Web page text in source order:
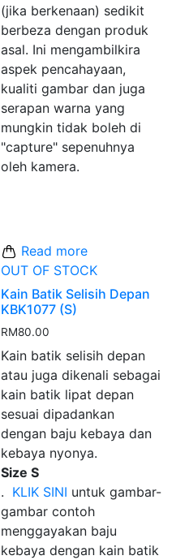
(jika berkenaan) sedikit
berbeza dengan produk
asal. Ini mengambilkira
aspek pencahayaan,
kualiti gambar dan juga
serapan warna yang
mungkin tidak boleh di
"capture" sepenuhnya
oleh kamera.
Read more
OUT OF STOCK
Kain Batik Selisih Depan
KBK1077 (S)
RM80.00
Kain batik selisih depan
atau juga dikenali sebagai
kain batik lipat depan
sesuai dipadankan
dengan baju kebaya dan
kebaya nyonya.
Size S
. KLIK SINI untuk gambar-
gambar contoh
menggayakan baju
kebaya dengan kain batik